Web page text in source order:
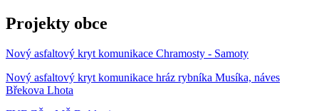
Projekty obce
Nový asfaltový kryt komunikace Chramosty - Samoty
Nový asfaltový kryt komunikace hráz rybníka Musíka, náves
Břekova Lhota